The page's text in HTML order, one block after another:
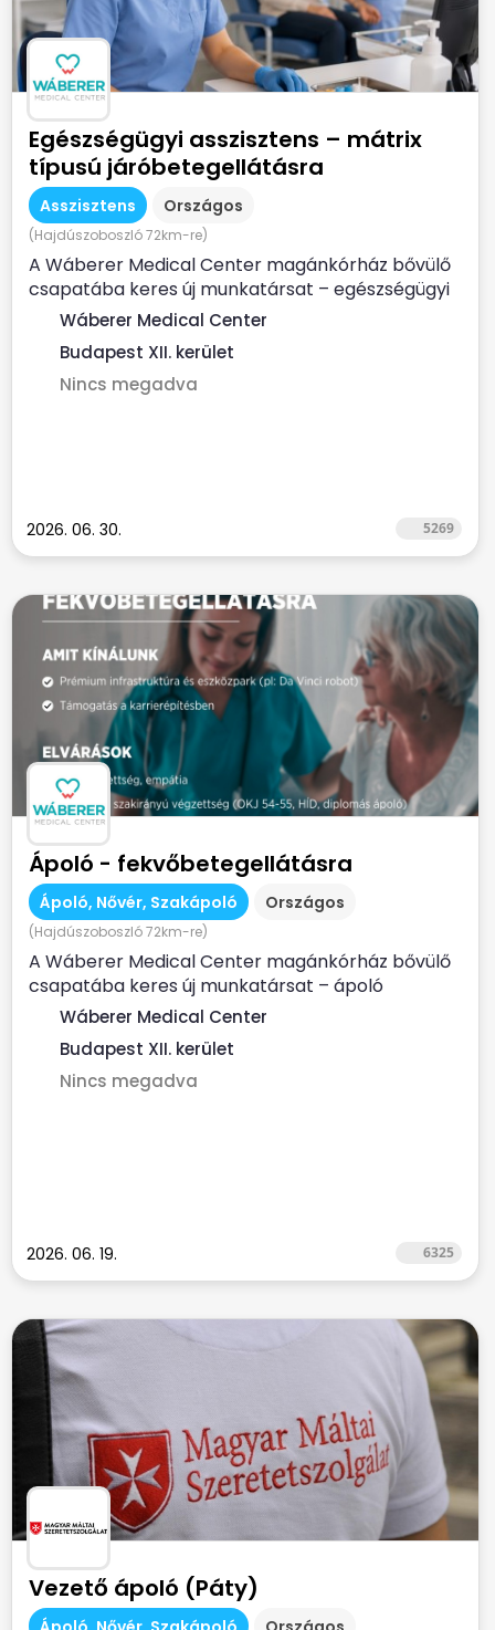
Egészségügyi asszisztens – mátrix
típusú járóbetegellátásra
Asszisztens Országos
(Hajdúszoboszló 72km-re)
A Wáberer Medical Center magánkórház bővülő
csapatába keres új munkatársat – egészségügyi
asszisztensi...
Wáberer Medical Center
Budapest XII. kerület
Nincs megadva
2026. 06. 30. 5269
Ápoló - fekvőbetegellátásra
Ápoló, Nővér, Szakápoló Országos
(Hajdúszoboszló 72km-re)
A Wáberer Medical Center magánkórház bővülő
csapatába keres új munkatársat – ápoló
munkakörbe fekvőbeteg...
Wáberer Medical Center
Budapest XII. kerület
Nincs megadva
2026. 06. 19. 6325
Vezető ápoló (Páty)